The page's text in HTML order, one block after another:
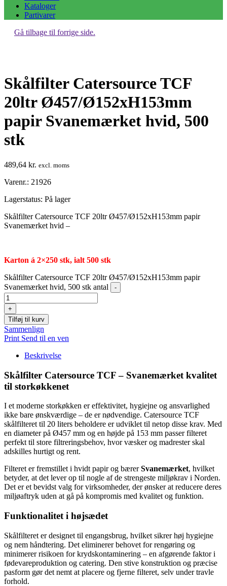
Kataloger
Partivarer
Gå tilbage til forrige side.
Skålfilter Catersource TCF
20ltr Ø457/Ø152xH153mm
papir Svanemærket hvid, 500
stk
489,64 kr. excl. moms
Varenr.: 21926
Lagerstatus: På lager
Skålfilter Catersource TCF 20ltr Ø457/Ø152xH153mm papir
Svanemærket hvid –
Karton á 2×250 stk, ialt 500 stk
Skålfilter Catersource TCF 20ltr Ø457/Ø152xH153mm papir
Svanemærket hvid, 500 stk antal
-
+
Tilføj til kurv
Sammenlign
Print Send til en ven
Beskrivelse
Skålfilter Catersource TCF – Svanemærket kvalitet
til storkøkkenet
I et moderne storkøkken er effektivitet, hygiejne og ansvarlighed
ikke bare ønskværdige – de er nødvendige. Catersource TCF
skålfilteret til 20 liters beholdere er udviklet til netop disse krav. Med
en diameter på Ø457 mm og en højde på 153 mm passer filteret
perfekt til store filtreringsbehov, hvor væsker og madrester skal
adskilles hurtigt og rent.
Filteret er fremstillet i hvidt papir og bærerSvanemærket, hvilket
betyder, at det lever op til nogle af de strengeste miljøkrav i Norden.
Det er et bevidst valg for virksomheder, der ønsker at reducere deres
miljøaftryk uden at gå på kompromis med kvalitet og funktion.
Funktionalitet i højsædet
Skålfilteret er designet til engangsbrug, hvilket sikrer høj hygiejne
og nem håndtering. Det eliminerer behovet for rengøring og
minimerer risikoen for krydskontaminering – en afgørende faktor i
fødevareproduktion og catering. Den stive konstruktion og præcise
pasform gør det nemt at placere og fjerne filteret, selv under travle
forhold.